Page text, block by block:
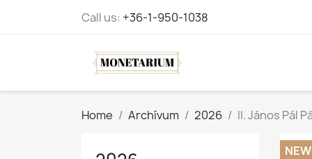
Call us: +36-1-950-1038
Home Archívum 2026 II. János Pál
NEW